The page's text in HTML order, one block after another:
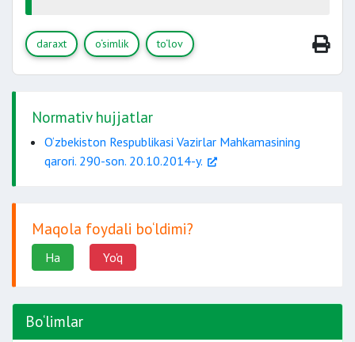
daraxt o‘simlik to‘lov
Normativ hujjatlar
O‘zbekiston Respublikasi Vazirlar Mahkamasining
qarori. 290-son. 20.10.2014-y.
Maqola foydali bo‘ldimi?
Ha Yo'q
Bo‘limlar